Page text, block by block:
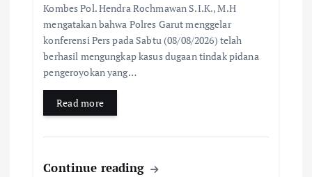
Kombes Pol. Hendra Rochmawan S.I.K., M.H
mengatakan bahwa Polres Garut menggelar
konferensi Pers pada Sabtu (08/08/2026) telah
berhasil mengungkap kasus dugaan tindak pidana
pengeroyokan yang…
Read more
Continue reading